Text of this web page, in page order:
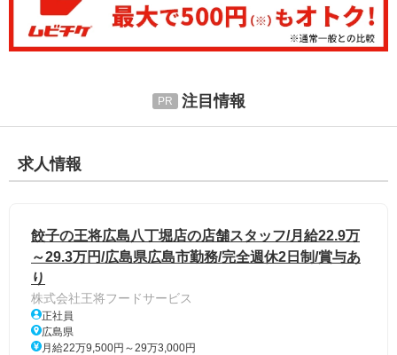
注目情報
求人情報
餃子の王将広島八丁堀店の店舗スタッフ/月給22.9万
～29.3万円/広島県広島市勤務/完全週休2日制/賞与あ
り
株式会社王将フードサービス
正社員
広島県
月給22万9,500円～29万3,000円